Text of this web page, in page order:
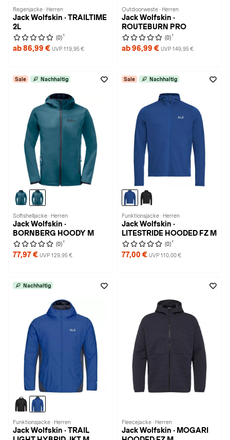
Regenjacke · Herren
Jack Wolfskin · TRAILTIME
2L
(0) 1
ab 86,99 € UVP 119,95 €
Outdoorweste · Herren
Jack Wolfskin ·
ROUTEBURN PRO
(0) 1
ab 96,99 € UVP 149,95 €
Sale Nachhaltig
Softshelljacke · Herren
Jack Wolfskin ·
BORNBERG HOODY M
(0) 1
77,97 € UVP 129,95 €
Sale Nachhaltig
Funktionsjacke · Herren
Jack Wolfskin ·
LITESTRIDE HOODED FZ M
(0) 1
77,00 € UVP 110,00 €
Nachhaltig
Funktionsjacke · Herren
Jack Wolfskin · TRAIL
Fleecejacke · Herren
Jack Wolfskin · MOGARI